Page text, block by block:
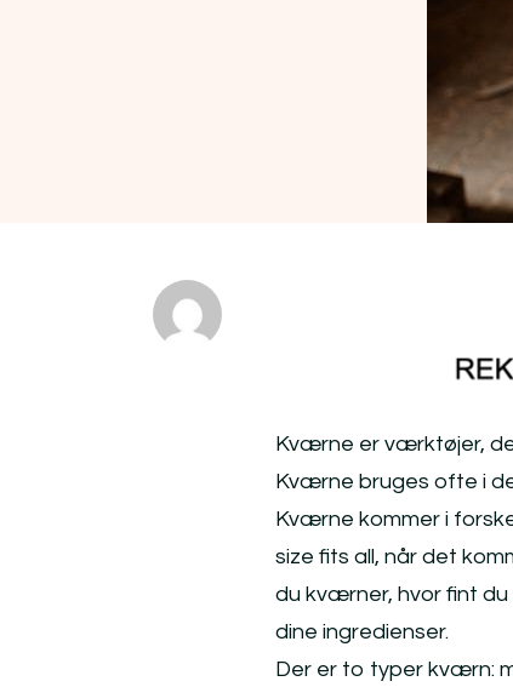
Kværne er værktøjer,
Kværne bruges ofte i
Kværne kommer i
size fits all, når det
du kværner, hvor fint
dine ingredienser.
Der er to typer kværn: